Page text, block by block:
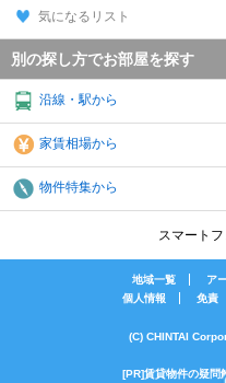
気になるリスト
別の探し方でお部屋を探す
沿線・駅から
家賃相場から
物件特集から
スマートフ
地域一覧 ア
個人情報
免責
(C) CHINTAI
[PR]賃貸物件の疑問